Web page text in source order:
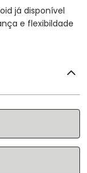
já disponível
e flexibildade